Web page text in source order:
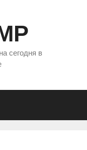
сегодня в